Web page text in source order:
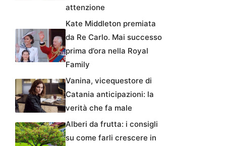
attenzione
Kate Middleton premiata
da Re Carlo. Mai successo
prima d’ora nella Royal
Family
Vanina, vicequestore di
Catania anticipazioni: la
verità che fa male
Alberi da frutta: i consigli
su come farli crescere in